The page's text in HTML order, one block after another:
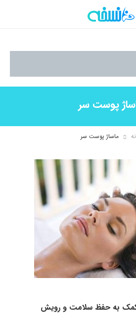
پوست سر
ماساژ پوست سر
به حفظ سلامت و رویش